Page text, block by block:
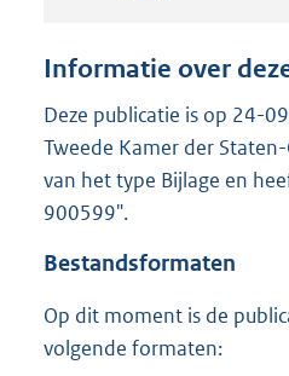
Informatie over
Deze publicatie is op 24-
Tweede Kamer der
van het type Bijlage en
900599".
Bestandsformaten
Op dit moment is de
volgende formaten: